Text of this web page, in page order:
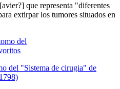
que representa "diferentes
extirpar los tumores situados en
del "Sistema de cirugia" de